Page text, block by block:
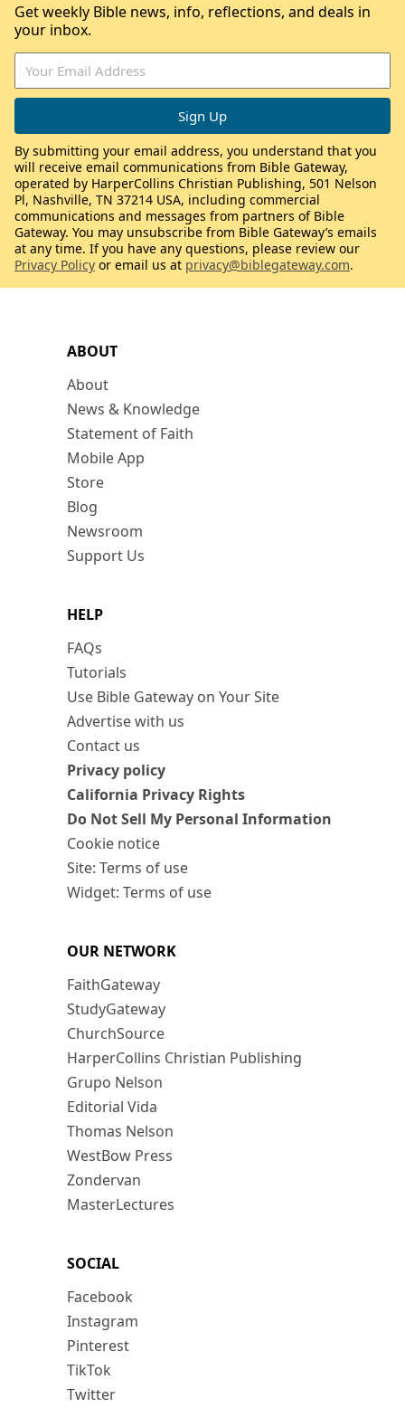
ABOUT
About
News & Knowledge
Statement of Faith
Mobile App
Store
Blog
Newsroom
Support Us
HELP
FAQs
Tutorials
Use Bible Gateway on Your Site
Advertise with us
Contact us
Privacy policy
California Privacy Rights
Do Not Sell My Personal Information
Cookie notice
Site: Terms of use
Widget: Terms of use
OUR NETWORK
FaithGateway
StudyGateway
ChurchSource
HarperCollins Christian Publishing
Grupo Nelson
Editorial Vida
Thomas Nelson
WestBow Press
Zondervan
MasterLectures
SOCIAL
Facebook
Instagram
Pinterest
TikTok
Twitter
Get weekly Bible news, info, reflections, and deals in
your inbox.
By submitting your email address, you understand that you
will receive email communications from Bible Gateway,
operated by HarperCollins Christian Publishing, 501 Nelson
Pl, Nashville, TN 37214 USA, including commercial
communications and messages from partners of Bible
Gateway. You may unsubscribe from Bible Gateway’s emails
at any time. If you have any questions, please review our
Privacy Policy or email us at privacy@biblegateway.com.